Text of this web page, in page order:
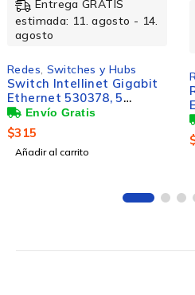
Entrega GRATIS
estimada: 11. agosto - 14.
agosto
Redes,Redes Inalámbricas
Router TP-Link WISP Fast
Ethernet TL-WR850N,
Inalámbrico, 300Mbit/s, 5x
RJ-45, 2.4GHz, 2 Antenas
Exteriores de 5dBi
$
Añadir al carrito